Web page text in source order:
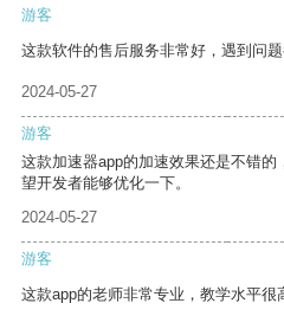
游客
这款软件的售后服务非常好，遇到问题
2024-05-27
游客
这款加速器app的加速效果还是不错
望开发者能够优化一下。
2024-05-27
游客
这款app的老师非常专业，教学水平很